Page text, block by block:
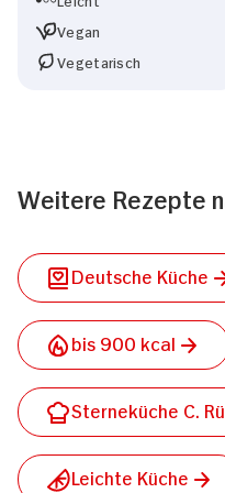
Vegan
Vegetarisch
Weitere Rezepte
Deutsche Küche
bis 900 kcal
Sterneküche C.
Leichte Küche